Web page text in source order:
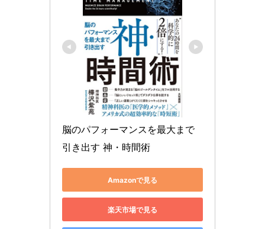
脳のパフォーマンスを最大まで
引き出す 神・時間術
Amazonで見る
楽天市場で見る